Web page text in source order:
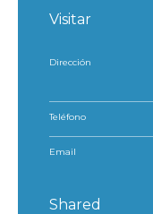
Visitar
Dirección
Teléfono
Email
Shared